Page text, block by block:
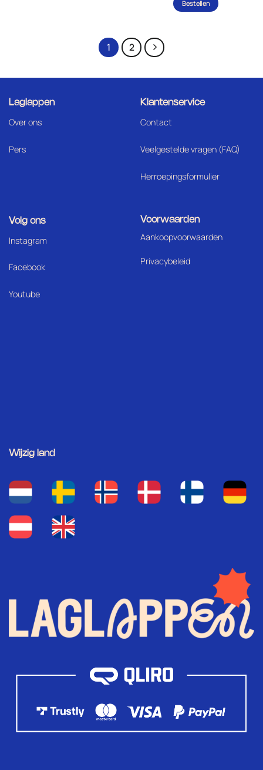
Bestellen
1 2
Laglappen
Over ons
Pers
Klantenservice
Contact
Veelgestelde vragen (FAQ)
Herroepingsformulier
Volg ons
Instagram
Facebook
Youtube
Voorwaarden
Aankoopvoorwaarden
Privacybeleid
Wijzig land